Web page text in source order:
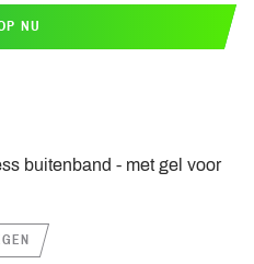
NU
buitenband - met gel voor